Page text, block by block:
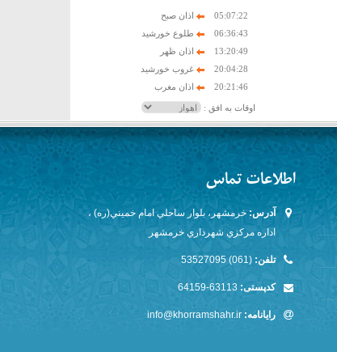
05:07:22
اذان صبح
06:36:43
طلوع خورشید
13:20:49
اذان ظهر
20:04:28
غروب خورشید
20:21:46
اذان مغرب
اوقات به افق :
اطلاعات تماس
آدرس:خرمشهر، بلوار ساحلي امام خميني(ره) ،
اداره مركزي شهرداري خرمشهر
تلفن:(061) 53527095
کدپستی: 63113-64159
رایانامه:info@khorramshahr.ir